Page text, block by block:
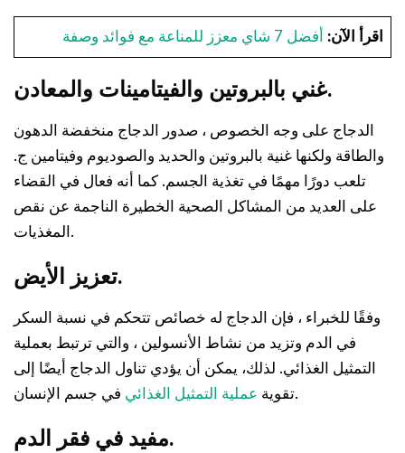
اقرأ الآن: أفضل 7 شاي معزز للمناعة مع فوائد وصفة
غني بالبروتين والفيتامينات والمعادن.
الدجاج على وجه الخصوص ، صدور الدجاج منخفضة الدهون
والطاقة ولكنها غنية بالبروتين والحديد والصوديوم وفيتامين ج.
تلعب دورًا مهمًا في تغذية الجسم. كما أنه فعال في القضاء
على العديد من المشاكل الصحية الخطيرة الناجمة عن نقص
المغذيات.
تعزيز الأيض.
وفقًا للخبراء ، فإن الدجاج له خصائص تتحكم في نسبة السكر
في الدم وتزيد من نشاط الأنسولين ، والتي ترتبط بعملية
التمثيل الغذائي. لذلك، يمكن أن يؤدي تناول الدجاج أيضًا إلى
تقوية عملية التمثيل الغذائي في جسم الإنسان.
مفيد في فقر الدم.